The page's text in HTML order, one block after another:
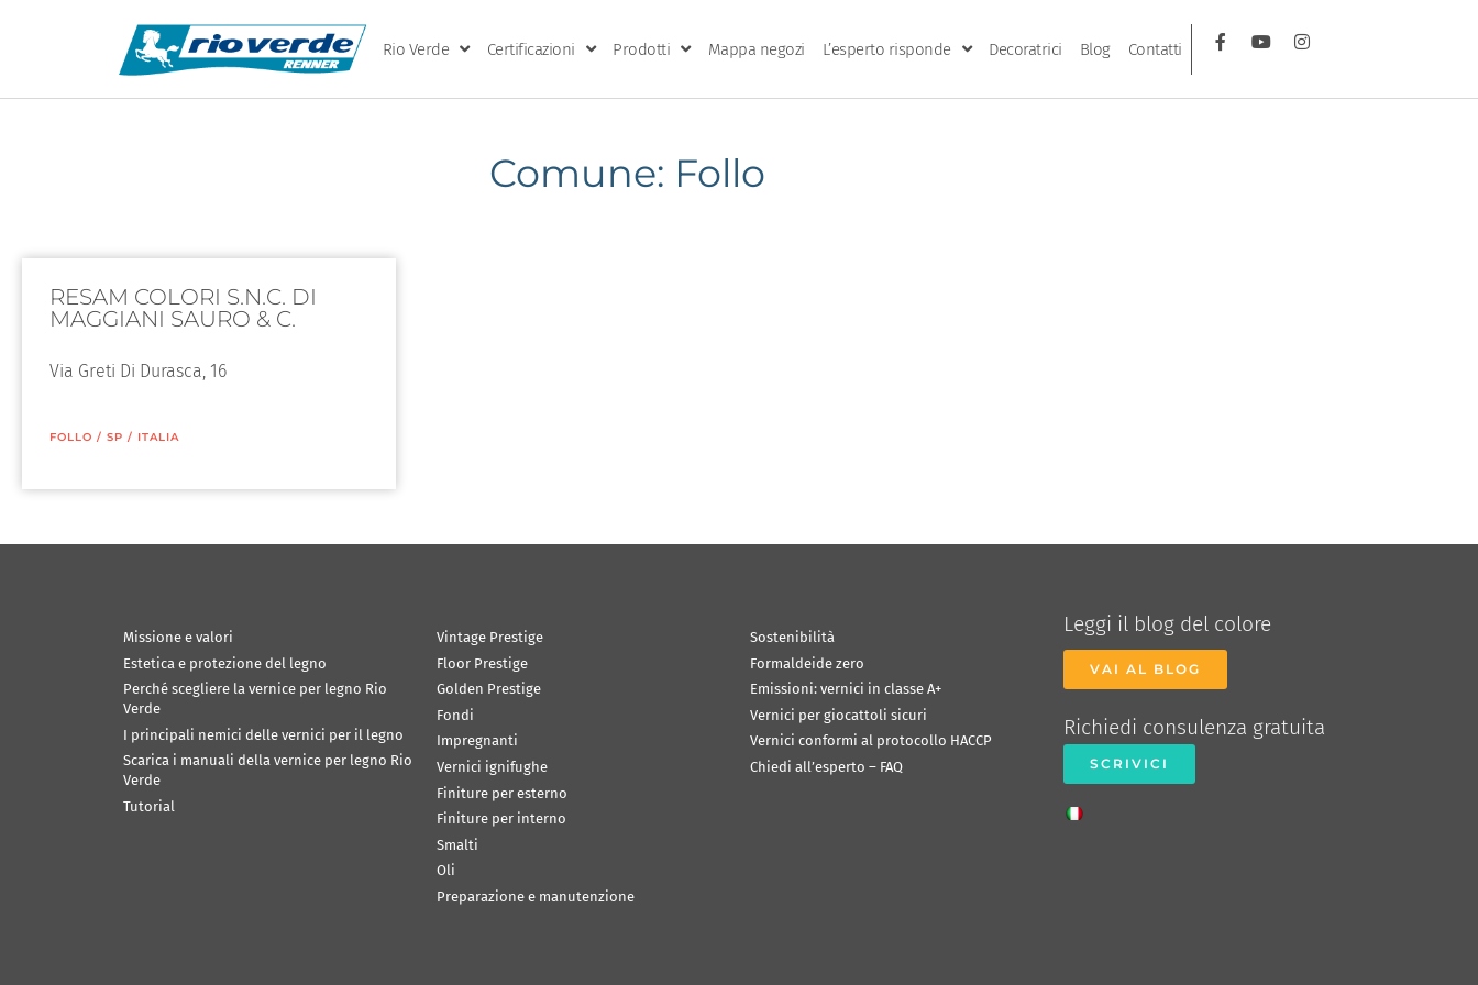
Rio Verde Certificazioni Prodotti Mappa negozi L’esperto risponde Decoratrici Blog Contatti
Comune: Follo
RESAM COLORI S.N.C. DI
MAGGIANI SAURO & C.
Via Greti Di Durasca, 16
FOLLO / SP / ITALIA
Missione e valori
Estetica e protezione del legno
Perché scegliere la vernice per legno Rio
Verde
I principali nemici delle vernici per il legno
Scarica i manuali della vernice per legno Rio
Verde
Tutorial
Vintage Prestige
Floor Prestige
Golden Prestige
Fondi
Impregnanti
Vernici ignifughe
Finiture per esterno
Finiture per interno
Smalti
Oli
Preparazione e manutenzione
Sostenibilità
Formaldeide zero
Emissioni: vernici in classe A+
Vernici per giocattoli sicuri
Vernici conformi al protocollo HACCP
Chiedi all’esperto – FAQ
Leggi il blog del colore
VAI AL BLOG
Richiedi consulenza gratuita
SCRIVICI